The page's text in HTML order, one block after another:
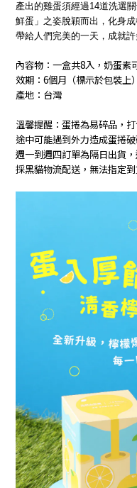
產出的雞蛋須經過14道洗選
鮮蛋」之姿脫穎而出，化身
帶給人們完美的一天，成就許
內容物：一盒共8入，奶蛋素
效期：6個月（標示於包裝上）
產地：台灣
溫馨提醒：蛋捲為易碎品，
途中可能遇到外力造成蛋捲
週一到週四訂單為隔日出貨
採黑貓物流配送，無法指定